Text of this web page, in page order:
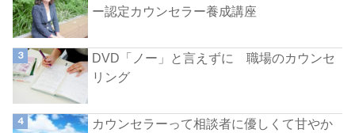
ー認定カウンセラー養成講座
DVD「ノー」と言えずに 職場のカウンセ
リング
カウンセラーって相談者に優しくて甘やか